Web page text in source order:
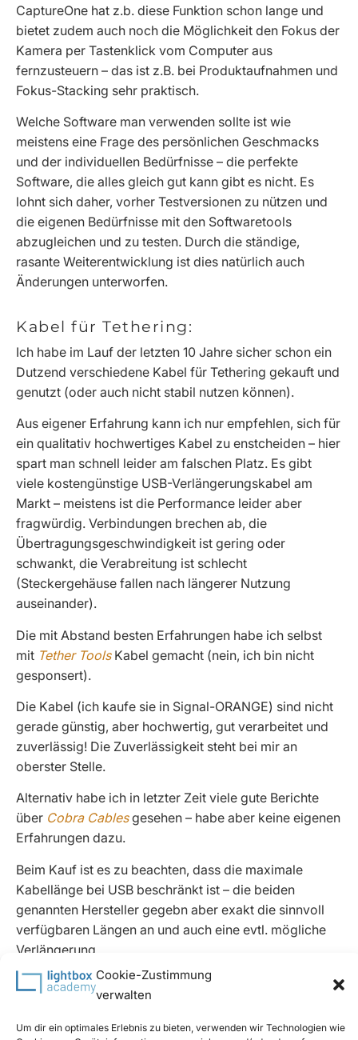
Cookie-Zustimmung
verwalten
Um dir ein optimales Erlebnis zu bieten, verwenden wir Technologien wie
CaptureOne hat z.b. diese Funktion schon lange und
bietet zudem auch noch die Möglichkeit den Fokus der
Kamera per Tastenklick vom Computer aus
fernzusteuern – das ist z.B. bei Produktaufnahmen und
Fokus-Stacking sehr praktisch.
Welche Software man verwenden sollte ist wie
meistens eine Frage des persönlichen Geschmacks
und der individuellen Bedürfnisse – die perfekte
Software, die alles gleich gut kann gibt es nicht. Es
lohnt sich daher, vorher Testversionen zu nützen und
die eigenen Bedürfnisse mit den Softwaretools
abzugleichen und zu testen. Durch die ständige,
rasante Weiterentwicklung ist dies natürlich auch
Änderungen unterworfen.
Kabel für Tethering:
Ich habe im Lauf der letzten 10 Jahre sicher schon ein
Dutzend verschiedene Kabel für Tethering gekauft und
genutzt (oder auch nicht stabil nutzen können).
Aus eigener Erfahrung kann ich nur empfehlen, sich für
ein qualitativ hochwertiges Kabel zu enstcheiden – hier
spart man schnell leider am falschen Platz. Es gibt
viele kostengünstige USB-Verlängerungskabel am
Markt – meistens ist die Performance leider aber
fragwürdig. Verbindungen brechen ab, die
Übertragungsgeschwindigkeit ist gering oder
schwankt, die Verabreitung ist schlecht
(Steckergehäuse fallen nach längerer Nutzung
auseinander).
Die mit Abstand besten Erfahrungen habe ich selbst
mit Tether ToolsKabel gemacht (nein, ich bin nicht
gesponsert).
Die Kabel (ich kaufe sie in Signal-ORANGE) sind nicht
gerade günstig, aber hochwertig, gut verarbeitet und
zuverlässig! Die Zuverlässigkeit steht bei mir an
oberster Stelle.
Alternativ habe ich in letzter Zeit viele gute Berichte
über Cobra Cablesgesehen – habe aber keine eigenen
Erfahrungen dazu.
Beim Kauf ist es zu beachten, dass die maximale
Kabellänge bei USB beschränkt ist – die beiden
genannten Hersteller gegebn aber exakt die sinnvoll
verfügbaren Längen an und auch eine evtl. mögliche
Verlängerung.
ich selbst nutze im Studio ein Verlängerungs(!)-Kabel
von Tether Tools. Das bedeutet, dass das Kabel direkt
am Computer mit USB-C angeschlossen ist, am